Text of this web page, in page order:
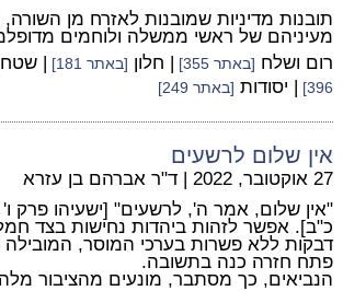
תובנות מדיניות שמובנות לאזרח מן השורה,
מעיניהם של ראשי ממשלה ולוחמים
רום ושלח [באתר 355] | חלון [באתר 181] | שטח
396]
| יסודות [באתר 249]
אין שלום לרשעים
27 אוקטובר, 2022 | ד"ר אברהם בן עזרא
"אין שלום, אמר ה', לרשעים" [ישעיהו פרק
כ"ב]. אפשר לזהות ביהדות נחישות בצד
דבקות ללא פשרות בערכי המוסר, המובילה
פתח חזרה כנה בתשובה.
הנביאים, כך מסתבר, מונעים מהציבור